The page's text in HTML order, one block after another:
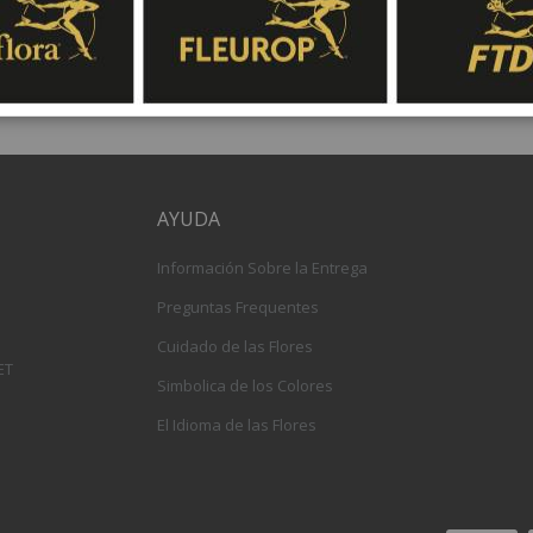
AYUDA
Información Sobre la Entrega
Preguntas Frequentes
Cuidado de las Flores
Simbolica de los Colores
El Idioma de las Flores